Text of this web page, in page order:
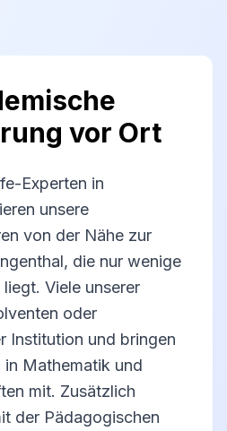
vor Ort
Experten in
unsere
von der Nähe zur
die nur wenige
Viele unserer
oder
Institution und bringen
Mathematik und
mit. Zusätzlich
der Pädagogischen